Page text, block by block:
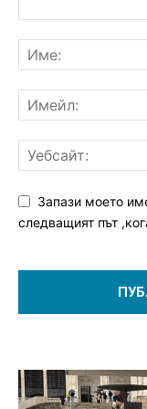
Запази моето
следващият път